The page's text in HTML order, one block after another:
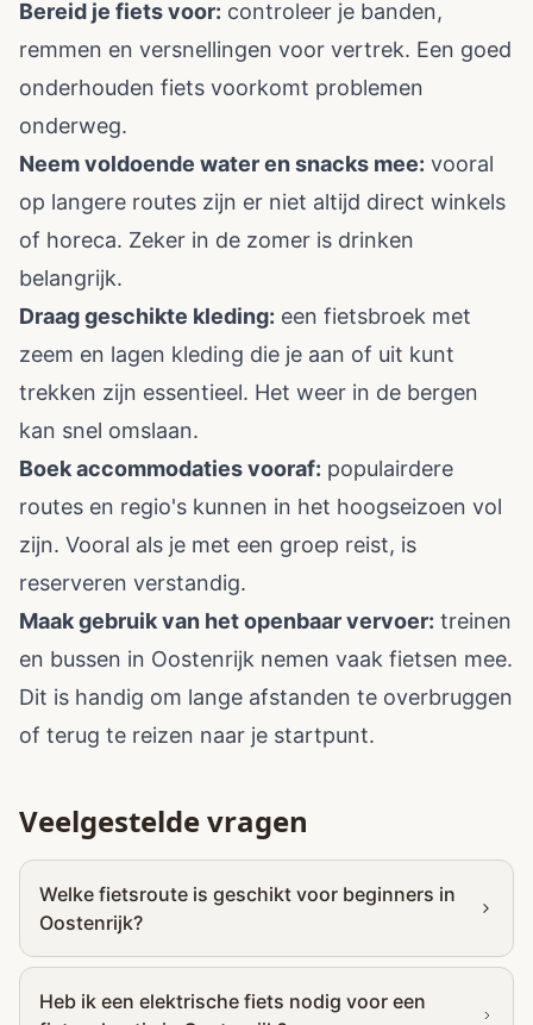
Bereid je fiets voor: controleer je banden,
remmen en versnellingen voor vertrek. Een goed
onderhouden fiets voorkomt problemen
onderweg.
Neem voldoende water en snacks mee: vooral
op langere routes zijn er niet altijd direct winkels
of horeca. Zeker in de zomer is drinken
belangrijk.
Draag geschikte kleding: een fietsbroek met
zeem en lagen kleding die je aan of uit kunt
trekken zijn essentieel. Het weer in de bergen
kan snel omslaan.
Boek accommodaties vooraf: populairdere
routes en regio's kunnen in het hoogseizoen vol
zijn. Vooral als je met een groep reist, is
reserveren verstandig.
Maak gebruik van het openbaar vervoer: treinen
en bussen in Oostenrijk nemen vaak fietsen mee.
Dit is handig om lange afstanden te overbruggen
of terug te reizen naar je startpunt.
Veelgestelde vragen
Welke fietsroute is geschikt voor beginners in
Oostenrijk?
Heb ik een elektrische fiets nodig voor een